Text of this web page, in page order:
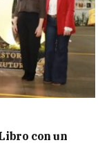
con un